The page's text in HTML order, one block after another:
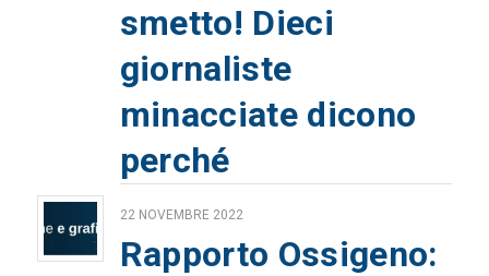
smetto! Dieci
giornaliste
minacciate dicono
perché
22 NOVEMBRE 2022
Rapporto Ossigeno: